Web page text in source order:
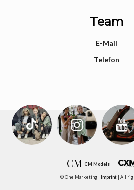
Team
E-Mail
Telefon
CM Models
© One Marketing | Imprint | All